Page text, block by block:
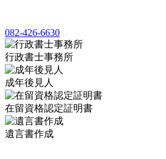
082-426-6630
行政書士事務所
成年後見人
在留資格認定証明書
遺言書作成